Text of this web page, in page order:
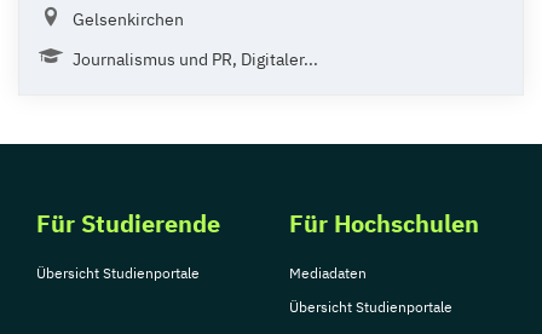
Gelsenkirchen
Journalismus und PR, Digitaler...
Für Studierende
Übersicht Studienportale
Für Hochschulen
Mediadaten
Übersicht Studienportale